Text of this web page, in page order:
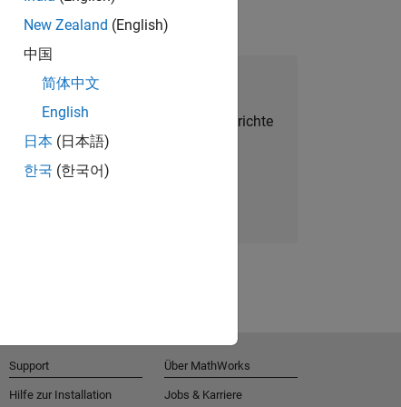
Network beitreten
personalisierte Stellenangebote, Berichte
und Unternehmensneuigkeiten.
New Zealand (English)
中国
简体中文
English
日本 (日本語)
한국 (한국어)
Support
Hilfe zur Installation
Über MathWorks
Jobs & Karriere